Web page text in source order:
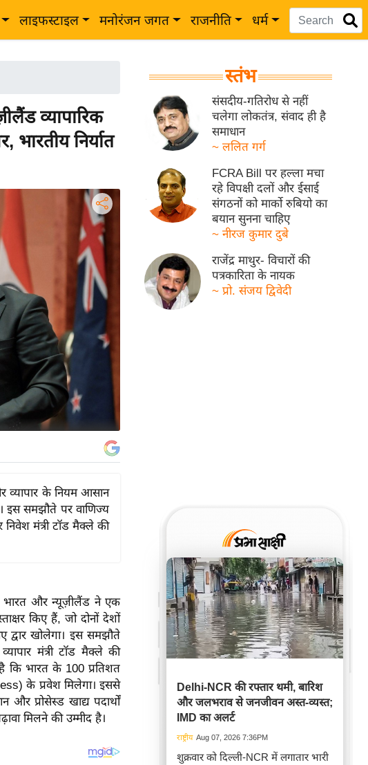
लाइफस्टाइल मनोरंजन जगत राजनीति धर्म
व्यापारिक
भारतीय निर्यात
के नियम आसान
इस समझौते पर वाणिज्य
मंत्री टॉड मैक्ले की
भारत और न्यूज़ीलैंड ने एक
किए हैं, जो दोनों देशों
खोलेगा। इस समझौते
मंत्री टॉड मैक्ले की
कि भारत के 100 प्रतिशत
के प्रवेश मिलेगा। इससे
प्रोसेस्ड खाद्य पदार्थों
मिलने की उम्मीद है।
स्तंभ
संसदीय-गतिरोध से नहीं
चलेगा लोकतंत्र, संवाद ही है
समाधान
~ ललित गर्ग
FCRA Bill पर हल्ला मचा
रहे विपक्षी दलों और ईसाई
संगठनों को मार्को रुबियो का
बयान सुनना चाहिए
~ नीरज कुमार दुबे
राजेंद्र माथुर- विचारों की
पत्रकारिता के नायक
~ प्रो. संजय द्विवेदी
Delhi-NCR की रफ्तार थमी, बारिश
और जलभराव से जनजीवन अस्त-व्यस्त;
IMD का अलर्ट
राष्ट्रीय Aug 07, 2026 7:36PM
शुक्रवार को दिल्ली-NCR में लगातार भारी